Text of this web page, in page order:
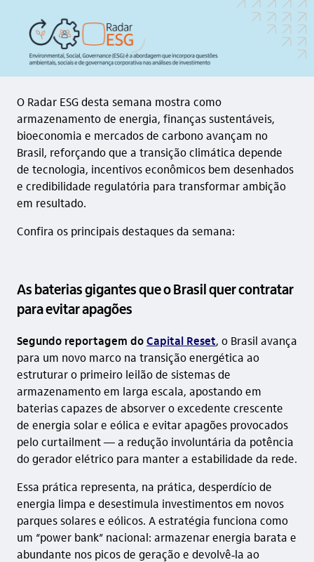
O Radar ESG desta semana mostra como
armazenamento de energia, finanças sustentáveis,
bioeconomia e mercados de carbono avançam no
Brasil, reforçando que a transição climática depende
de tecnologia, incentivos econômicos bem desenhados
e credibilidade regulatória para transformar ambição
em resultado.
Confira os principais destaques da semana:
As baterias gigantes que o Brasil quer contratar
para evitar apagões
Segundo reportagem doCapital Reset, o Brasil avança
para um novo marco na transição energética ao
estruturar o primeiro leilão de sistemas de
armazenamento em larga escala, apostando em
baterias capazes de absorver o excedente crescente
de energia solar e eólica e evitar apagões provocados
pelo curtailment — a redução involuntária da potência
do gerador elétrico para manter a estabilidade da rede.
Essa prática representa, na prática, desperdício de
energia limpa e desestimula investimentos em novos
parques solares e eólicos. A estratégia funciona como
um “power bank” nacional: armazenar energia barata e
abundante nos picos de geração e devolvê‑la ao